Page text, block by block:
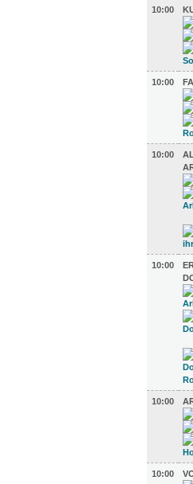
10:00
10:00
10:00
10:00
10:00
10:00